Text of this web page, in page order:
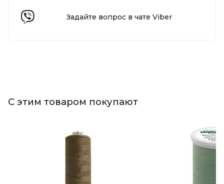
Задайте вопрос в чате Viber
С этим товаром покупают